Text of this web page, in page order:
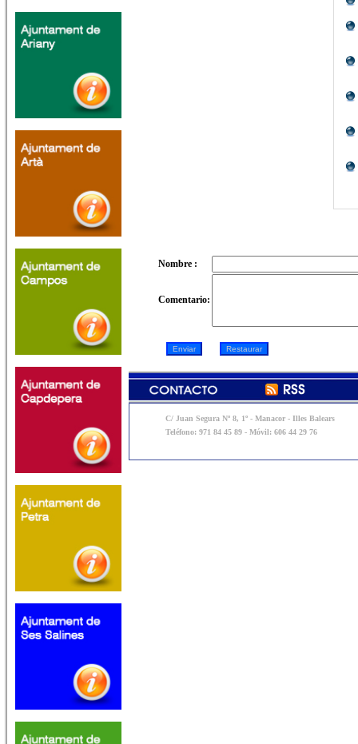
Nombre :
Comentario:
C/ Juan Segura Nº 8, 1º - Manacor - Illes Balears
Teléfono: 971 84 45 89 - Móvil: 606 44 29 76